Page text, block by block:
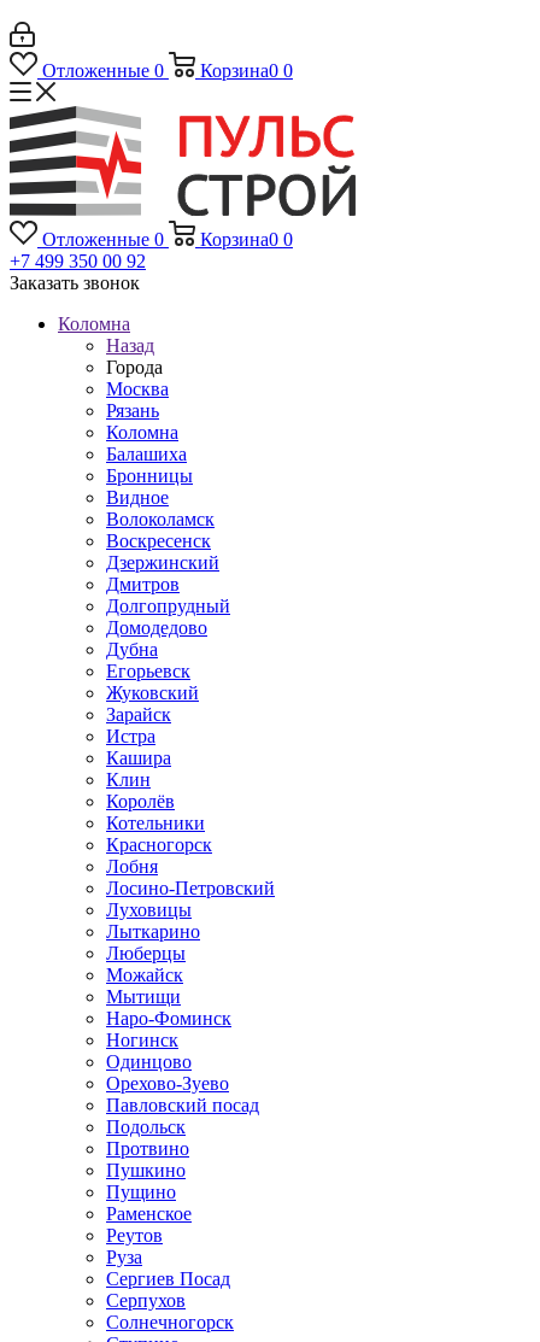
Отложенные 0 Корзина0 0
Отложенные 0 Корзина0 0
+7 499 350 00 92
Заказать звонок
Коломна
Назад
Города
Москва
Рязань
Коломна
Балашиха
Бронницы
Видное
Волоколамск
Воскресенск
Дзержинский
Дмитров
Долгопрудный
Домодедово
Дубна
Егорьевск
Жуковский
Зарайск
Истра
Кашира
Клин
Королёв
Котельники
Красногорск
Лобня
Лосино-Петровский
Луховицы
Лыткарино
Люберцы
Можайск
Мытищи
Наро-Фоминск
Ногинск
Одинцово
Орехово-Зуево
Павловский посад
Подольск
Протвино
Пушкино
Пущино
Раменское
Реутов
Руза
Сергиев Посад
Серпухов
Солнечногорск